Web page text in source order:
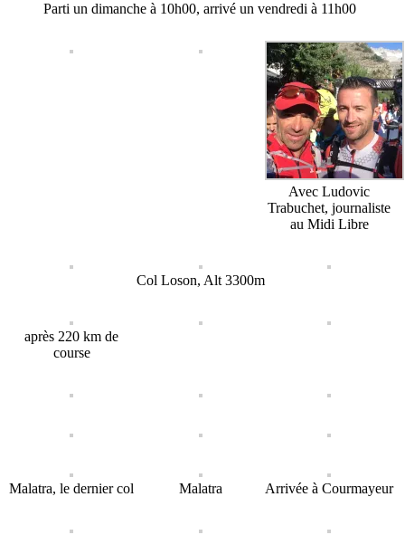
Parti un dimanche à 10h00, arrivé un vendredi à 11h00
Avec Ludovic
Trabuchet, journaliste
au Midi Libre
Col Loson, Alt 3300m
après 220 km de
course
Malatra, le dernier col Malatra Arrivée à Courmayeur